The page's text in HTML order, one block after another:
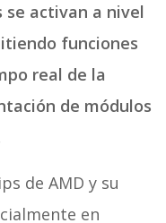
se activan a nivel
funciones
real de la
de módulos
de AMD y su
en